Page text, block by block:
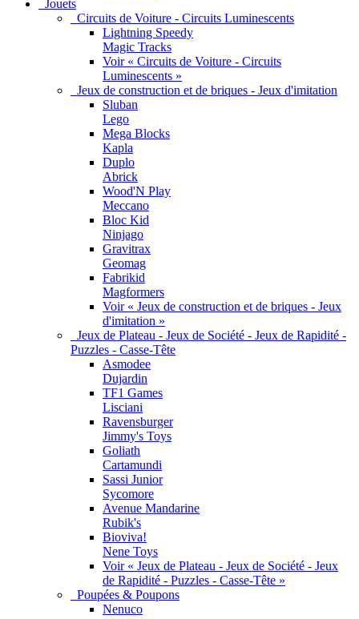
Jouets
Circuits de Voiture - Circuits Luminescents
Lightning Speedy
Magic Tracks
Voir « Circuits de Voiture - Circuits
Luminescents »
Jeux de construction et de briques - Jeux d'imitation
Sluban
Lego
Mega Blocks
Kapla
Duplo
Abrick
Wood'N Play
Meccano
Bloc Kid
Ninjago
Gravitrax
Geomag
Fabrikid
Magformers
Voir « Jeux de construction et de briques - Jeux
d'imitation »
Jeux de Plateau - Jeux de Société - Jeux de Rapidité -
Puzzles - Casse-Tête
Asmodee
Dujardin
TF1 Games
Lisciani
Ravensburger
Jimmy's Toys
Goliath
Cartamundi
Sassi Junior
Sycomore
Avenue Mandarine
Rubik's
Bioviva!
Nene Toys
Voir « Jeux de Plateau - Jeux de Société - Jeux
de Rapidité - Puzzles - Casse-Tête »
Poupées & Poupons
Nenuco